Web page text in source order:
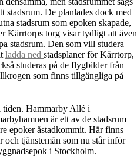
stadsrum. De planlades dock med
stadsrum som epoken skapade,
Kärrtorps torg visar tydligt att även
stadsrum. Den som vill studera
ladda ned stadsplaner för Kärrtorp,
studeras på de flygbilder från
som finns tillgängliga på
tiden. Hammarby Allé i
är ett av de stadsrum
epoker åstadkommit. Här finns
och tjänstemän som nu står inför
i Stockholm.